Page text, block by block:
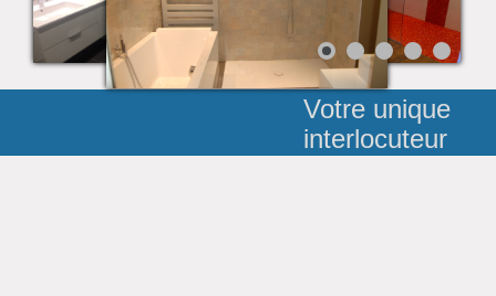
Votre unique
interlocuteur